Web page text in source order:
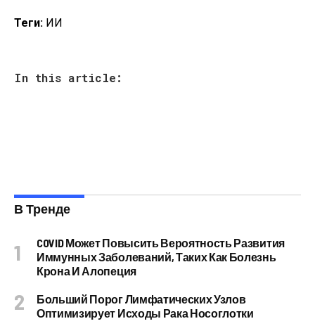
Теги: ИИ
In this article:
В Тренде
COVID Может Повысить Вероятность Развития
Иммунных Заболеваний, Таких Как Болезнь
Крона И Алопеция
Больший Порог Лимфатических Узлов
Оптимизирует Исходы Рака Носоглотки